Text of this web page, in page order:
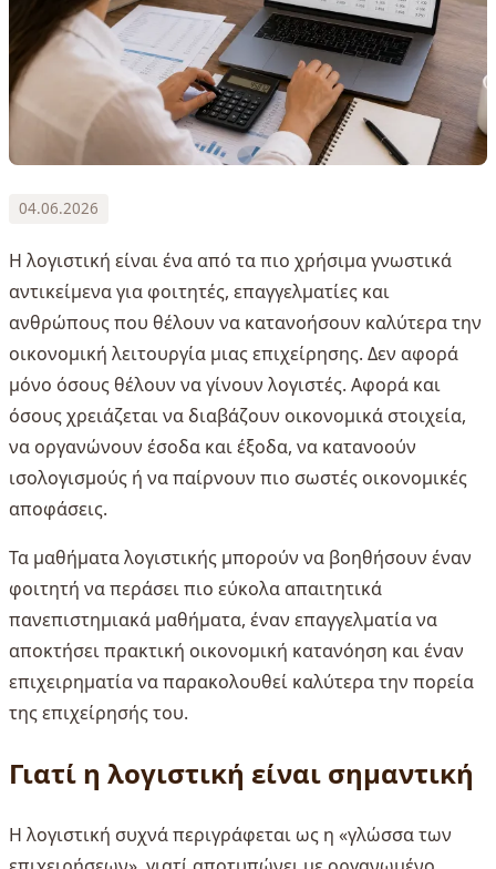
04.06.2026
Η λογιστική είναι ένα από τα πιο χρήσιμα γνωστικά
αντικείμενα για φοιτητές, επαγγελματίες και
ανθρώπους που θέλουν να κατανοήσουν καλύτερα την
οικονομική λειτουργία μιας επιχείρησης. Δεν αφορά
μόνο όσους θέλουν να γίνουν λογιστές. Αφορά και
όσους χρειάζεται να διαβάζουν οικονομικά στοιχεία,
να οργανώνουν έσοδα και έξοδα, να κατανοούν
ισολογισμούς ή να παίρνουν πιο σωστές οικονομικές
αποφάσεις.
Τα μαθήματα λογιστικής μπορούν να βοηθήσουν έναν
φοιτητή να περάσει πιο εύκολα απαιτητικά
πανεπιστημιακά μαθήματα, έναν επαγγελματία να
αποκτήσει πρακτική οικονομική κατανόηση και έναν
επιχειρηματία να παρακολουθεί καλύτερα την πορεία
της επιχείρησής του.
Γιατί η λογιστική είναι σημαντική
Η λογιστική συχνά περιγράφεται ως η «γλώσσα των